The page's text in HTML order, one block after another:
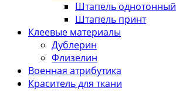
Штапель однотонный
Штапель принт
Клеевые материалы
Дублерин
Флизелин
Военная атрибутика
Краситель для ткани